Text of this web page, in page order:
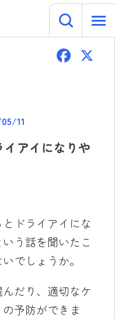
のひら眼科 Magazine
F
ok
11
アイになりや
ドライアイにな
う話を聞いたこ
でしょうか。
だり、適切なケ
予防ができま